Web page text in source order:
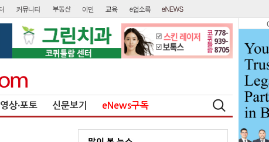
영상∙포토 신문보기 eNews구독